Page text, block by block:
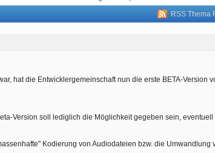
RSS Thema
hat die Entwicklergemeinschaft nun die erste BETA-Version
Version soll lediglich die Möglichkeit gegeben sein, eventuell
Kodierung von Audiodateien bzw. die Umwandlung